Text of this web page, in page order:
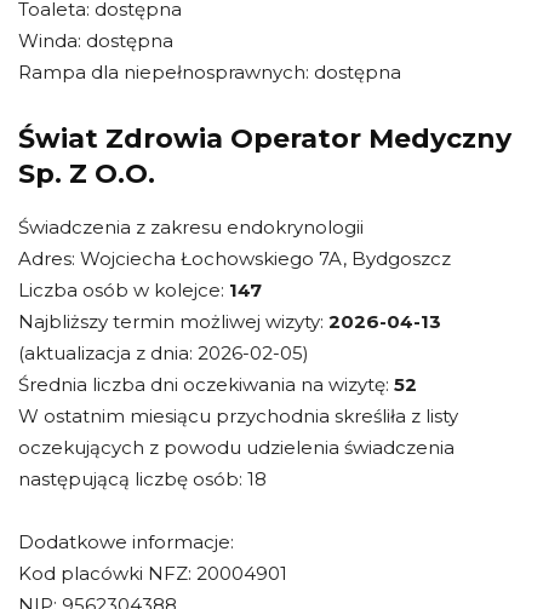
Toaleta: dostępna
Winda: dostępna
Rampa dla niepełnosprawnych: dostępna
Świat Zdrowia Operator Medyczny
Sp. Z O.O.
Świadczenia z zakresu endokrynologii
Adres: Wojciecha Łochowskiego 7A, Bydgoszcz
Liczba osób w kolejce: 147
Najbliższy termin możliwej wizyty: 2026-04-13
(aktualizacja z dnia: 2026-02-05)
Średnia liczba dni oczekiwania na wizytę: 52
W ostatnim miesiącu przychodnia skreśliła z listy
oczekujących z powodu udzielenia świadczenia
następującą liczbę osób: 18
Dodatkowe informacje:
Kod placówki NFZ: 20004901
NIP: 9562304388